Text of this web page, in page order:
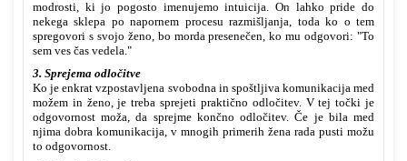
modrosti, ki jo pogosto imenujemo intuicija. On lahko pride do
nekega sklepa po napornem procesu razmišljanja, toda ko o tem
spregovori s svojo ženo, bo morda presenečen, ko mu odgovori: "To
sem ves čas vedela."
3. Sprejema odločitve
Ko je enkrat vzpostavljena svobodna in spoštljiva komunikacija med
možem in ženo, je treba sprejeti praktično odločitev. V tej točki je
odgovornost moža, da sprejme končno odločitev. Če je bila med
njima dobra komunikacija, v mnogih primerih žena rada pusti možu
to odgovornost.